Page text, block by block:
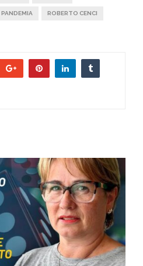
PANDEMIA ROBERTO CENCI